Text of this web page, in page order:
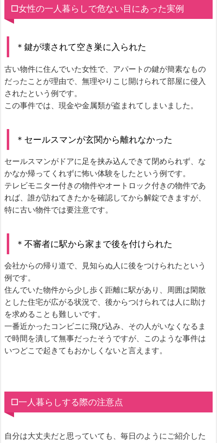
□女性の一人暮らしで危ない目にあった実例
＊鍵が壊されて空き巣に入られた
古い物件に住んでいた女性で、アパートの鍵が簡素なもの
だったことが理由で、無理やりこじ開けられて部屋に侵入
されたという例です。
この事件では、現金や金属類が盗まれてしまいました。
＊セールスマンが玄関から離れなかった
セールスマンがドアに足を挟み込んできて閉められず、な
かなか帰ってくれずに怖い体験をしたという例です。
テレビモニター付きの物件やオートロック付きの物件であ
れば、誰が訪ねてきたかを確認してから解錠できますが、
特に古い物件では要注意です。
＊不審者に駅から家まで後を付けられた
会社からの帰り道で、見知らぬ人に後をつけられたという
例です。
住んでいた物件から少し歩く距離に駅があり、周囲は閑散
とした住宅が広がる状況で、後からつけられては人に助け
を求めることも難しいです。
一番近かったコンビニに飛び込み、その人がいなくなるま
で時間を潰して無事だったそうですが、このような事件は
いつどこで起きてもおかしくないと言えます。
□一人暮らしする際の注意点
自分は大丈夫だと思っていても、毎日のようにご紹介した